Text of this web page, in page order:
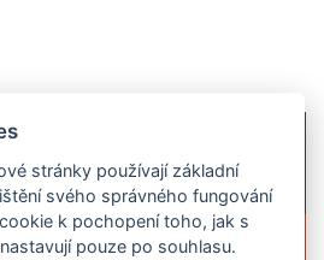
o časopisu »
stránky používají základní
svého správného fungování
k pochopení toho, jak s
pouze po souhlasu.